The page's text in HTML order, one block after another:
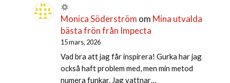
Monica Söderström om Mina utvalda
bästa frön från Impecta
15 mars, 2026
Vad bra att jag får inspirera! Gurka har jag
också haft problem med, men min metod
numera funkar. Jag vattnar…